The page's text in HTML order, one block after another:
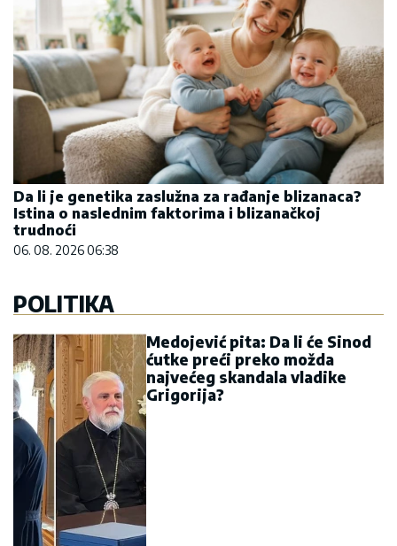
Da li je genetika zaslužna za rađanje blizanaca?
Istina o naslednim faktorima i blizanačkoj
trudnoći
06. 08. 2026 06:38
POLITIKA
Medojević pita: Da li će Sinod
ćutke preći preko možda
najvećeg skandala vladike
Grigorija?